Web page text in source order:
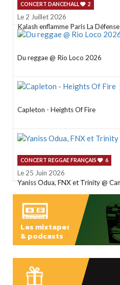
CONCERT DANCEHALL 2
Le 2 Juillet 2026
Kalash enflamme Paris La
Du reggae @ Rio Loco 2026
Capleton - Heights Of Fire
CONCERT REGGAE FRANÇAIS 6
Le 25 Juin 2026
Yaniss Odua, FNX et Trinity @
Les mixtapes
& podcasts